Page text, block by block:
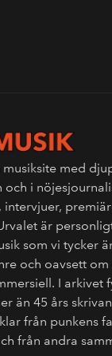
musiksite med
i
intervjuer,
är
som vi tycker
och oavsett om
I arkivet
än 45 års
från punkens
från andra